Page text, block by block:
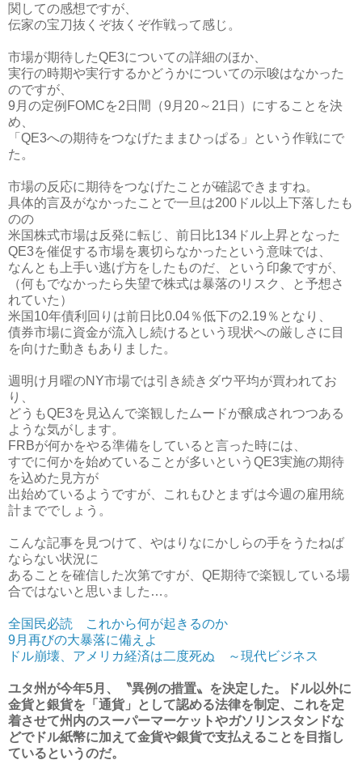
関しての感想ですが、
伝家の宝刀抜くぞ抜くぞ作戦って感じ。
市場が期待したQE3についての詳細のほか、
実行の時期や実行するかどうかについての示唆はなかった
のですが、
9月の定例FOMCを2日間（9月20～21日）にすることを決
め、
「QE3への期待をつなげたままひっぱる」という作戦にで
た。
市場の反応に期待をつなげたことが確認できますね。
具体的言及がなかったことで一旦は200ドル以上下落したも
のの
米国株式市場は反発に転じ、前日比134ドル上昇となった
QE3を催促する市場を裏切らなかったという意味では、
なんとも上手い逃げ方をしたものだ、という印象ですが、
（何もでなかったら失望で株式は暴落のリスク、と予想さ
れていた）
米国10年債利回りは前日比0.04％低下の2.19％となり、
債券市場に資金が流入し続けるという現状への厳しさに目
を向けた動きもありました。
週明け月曜のNY市場では引き続きダウ平均が買われてお
り、
どうもQE3を見込んで楽観したムードが醸成されつつある
ような気がします。
FRBが何かをやる準備をしていると言った時には、
すでに何かを始めていることが多いというQE3実施の期待
を込めた見方が
出始めているようですが、これもひとまずは今週の雇用統
計まででしょう。
こんな記事を見つけて、やはりなにかしらの手をうたねば
ならない状況に
あることを確信した次第ですが、QE期待で楽観している場
合ではないと思いました…。
全国民必読 これから何が起きるのか
9月再びの大暴落に備えよ
ドル崩壊、アメリカ経済は二度死ぬ ～現代ビジネス
ユタ州が今年5月、〝異例の措置〟を決定した。ドル以外に
金貨と銀貨を「通貨」として認める法律を制定、これを定
着させて州内のスーパーマーケットやガソリンスタンドな
どでドル紙幣に加えて金貨や銀貨で支払えることを目指し
ているというのだ。